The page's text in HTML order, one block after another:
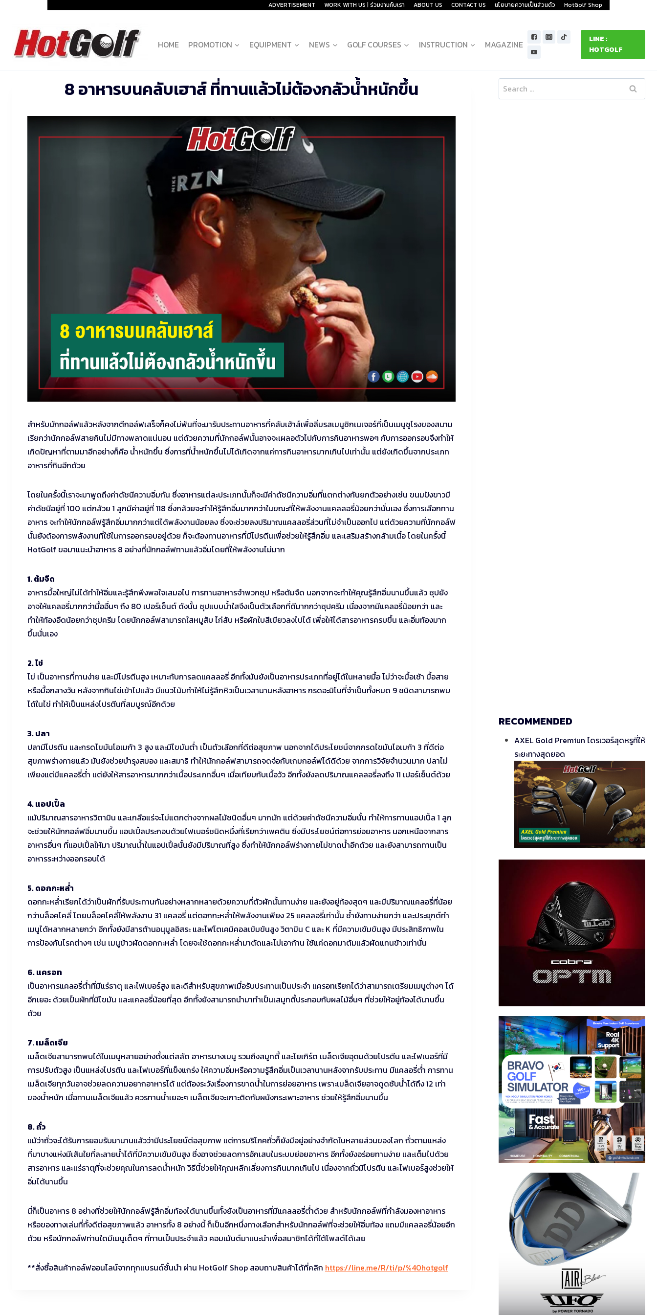
content
ADVERTISEMENT WORK WITH US | ร่วมงานกับเรา ABOUT US CONTACT US นโยบายความเป็นส่วนตัว HotGolf Shop
HOME PROMOTION EQUIPMENT NEWS GOLF COURSES INSTRUCTION MAGAZINE
LINE :
HOTGOLF
8 อาหารบนคลับเฮาส์ ที่ทานแล้วไม่ต้องกลัวน้ำหนักขึ้น
สำหรับนักกอล์ฟแล้วหลังจากตีกอล์ฟเสร็จก็คงไม่พ้นที่จะมารับประทานอาหารที่คลับเฮ้าส์เพื่อลิ่มรสเมนูซิกเนเจอร์ที่เป็นเมนูชูโรงของสนาม
เรียกว่านักกอล์ฟสายกินไม่มีทางพลาดแน่นอน แต่ด้วยความที่นักกอล์ฟนั้นอาจจะเผลอตัวไปกับการกินอาหารพอๆ กับการออกรอบจึงทำให้
เกิดปัญหาที่ตามมาอีกอย่างก็คือ น้ำหนักขึ้น ซึ่งการที่น้ำหนักขึ้นไม่ได้เกิดจากแค่การกินอาหารมากเกินไปเท่านั้น แต่ยังเกิดขึ้นจากประเภท
อาหารที่กินอีกด้วย
โดยในครั้งนี้เราจะมาพูดถึงค่าดัชนีความอิ่มกัน ซึ่งอาหารแต่ละประเภทนั้นก็จะมีค่าดัชนีความอิ่มที่แตกต่างกันยกตัวอย่างเช่น ขนมปังขาวมี
ค่าดัชนีอยู่ที่ 100 แต่กล้วย 1 ลูกมีค่าอยู่ที่ 118 ซึ่งกล้วยจะทำให้รู้สึกอิ่มมากกว่าในขณะที่ให้พลังงานแคลลอรี่น้อยกว่านั่นเอง ซึ่งการเลือกทาน
อาหาร จะทำให้นักกอล์ฟรู้สึกอิ่มมากกว่าแต่ได้พลังงานน้อยลง ซึ่งจะช่วยลงปริมาณแคลลอรี่ส่วนที่ไม่จำเป็นออกไป แต่ด้วยความที่นักกอล์ฟ
นั้นยังต้องการพลังงานที่ใช้ในการออกรอบอยู่ด้วย ก็จะต้องทานอาหารที่มีโปรตีนเพื่อช่วยให้รู้สึกอิ่ม และเสริมสร้างกล้ามเนื้อ โดยในครั้งนี้
HotGolf ขอมาแนะนำอาหาร 8 อย่างที่นักกอล์ฟทานแล้วอิ่มโดยที่ให้พลังงานไม่มาก
1. ต้มจืด
อาหารมื้อใหญ่ไม่ได้ทำให้อิ่มและรู้สึกพึงพอใจเสมอไป การทานอาหารจำพวกซุป หรือต้มจืด นอกจากจะทำให้คุณรู้สึกอิ่มนานขึ้นแล้ว ซุปยัง
อาจให้แคลอรี่มากกว่ามื้ออื่นๆ ถึง 80 เปอร์เซ็นต์ ดังนั้น ซุปแบบน้ำใสจึงเป็นตัวเลือกที่ดีมากกว่าซุปครีม เนื่องจากมีแคลอรี่น้อยกว่า และ
ทำให้ท้องอืดน้อยกว่าซุปครีม โดยนักกอล์ฟสามารถใสหมูสับ ไก่สับ หรือผักใบสีเขียวลงไปได้ เพื่อให้ได้สารอาหารครบขึ้น และอิ่มท้องมาก
ขึ้นนั่นเอง
2. ไข่
ไข่ เป็นอาหารที่ทานง่าย และมีโปรตีนสูง เหมาะกับการลดแคลลอรี่ อีกทั้งมันยังเป็นอาหารประเภทที่อยู่ได้ในหลายมื้อ ไม่ว่าจะมื้อเช้า มื้อสาย
หรือมื้อกลางวัน หลังจากกินไข่เข้าไปแล้ว มีแนวโน้มทำให้ไม่รู้สึกหิวเป็นเวลานานหลังอาหาร กรดอะมิโนที่จำเป็นทั้งหมด 9 ชนิดสามารถพบ
ได้ในไข่ ทำให้เป็นแหล่งโปรตีนที่สมบูรณ์อีกด้วย
3. ปลา
ปลามีโปรตีน และกรดไขมันโอเมก้า 3 สูง และมีไขมันต่ำ เป็นตัวเลือกที่ดีต่อสุขภาพ นอกจากได้ประโยชน์จากกรดไขมันโอเมก้า 3 ที่ดีต่อ
สุขภาพร่างกายแล้ว มันยังช่วยบำรุงสมอง และสมาธิ ทำให้นักกอล์ฟสามารถจดจ่อกับเกมกอล์ฟได้ดีด้วย จากการวิจัยจำนวนมาก ปลาไม่
เพียงแต่มีแคลอรี่ต่ำ แต่ยังให้สารอาหารมากกว่าเนื้อประเภทอื่นๆ เมื่อเทียบกับเนื้อวัว อีกทั้งยังลดปริมาณแคลลอรี่ลงถึง 11 เปอร์เซ็นต์ด้วย
4. แอปเปิ้ล
แม้ปริมาณสารอาหารวิตามิน และเกลือแร่จะไม่แตกต่างจากผลไม้ชนิดอื่นๆ มากนัก แต่ด้วยค่าดัชนีความอิ่มนั้น ทำให้การทานแอปเปิ้ล 1 ลูก
จะช่วยให้นักกอล์ฟอิ่มนานขึ้น แอปเปิ้ลประกอบด้วยไฟเบอร์ชนิดหนึ่งที่เรียกว่าเพคติน ซึ่งมีประโยชน์ต่อการย่อยอาหาร นอกเหนือจากสาร
อาหารอื่นๆ ที่แอปเปิ้ลให้มา ปริมาณน้ำในแอปเปิ้ลนั้นยังมีปริมาณที่สูง ซึ่งทำให้นักกอล์ฟร่างกายไม่ขาดน้ำอีกด้วย และยังสามารถทานเป็น
อาหารระหว่างออกรอบได้
5. ดอกกะหล่ำ
ดอกกะหล่ำเรียกได้ว่าเป็นผักที่รับประทานกันอย่างหลากหลายด้วยความที่ตัวผักนั้นทานง่าย และยังอยู่ท้องสุดๆ และมีปริมาณแคลอรี่ที่น้อย
กว่าบล็อคโคลี่ โดยบล็อคโคลี่ให้พลังงาน 31 แคลอรี่ แต่ดอกกะหล่ำให้พลังงานเพียง 25 แคลลอรี่เท่านั้น ซ้ำยังทานง่ายกว่า และประยุกต์ทำ
เมนูได้หลากหลายกว่า อีกทั้งยังมีสารต้านอนุมูลอิสระ และไฟโตเคมิคอลเข้มข้นสูง วิตามิน C และ K ที่มีความเข้มข้นสูง มีประสิทธิภาพใน
การป้องกันโรคต่างๆ เช่น เมนูข้าวผัดดอกกะหล่ำ โดยจะใช้ดอกกะหล่ำมาตัดและไม่เอาก้าน ใช้แค่ดอกมาต้มแล้วผัดแทนข้าวเท่านั่น
6. แครอท
เป็นอาหารแคลอรี่ต่ำที่มีแร่ธาตุ และไฟเบอร์สูง และดีสำหรับสุขภาพเมื่อรับประทานเป็นประจำ แครอทเรียกได้ว่าสามารถเตรียมเมนูต่างๆ ได้
อีกเยอะ ด้วยเป็นผักที่มีไขมัน และแคลอรี่น้อยที่สุด อีกทั้งยังสามารถนำมาทำเป็นเสมูทตี้ประกอบกับผลไม้อื่นๆ ที่ช่วยให้อยู่ท้องได้นานขึ้น
ด้วย
7. เมล็ดเจีย
เมล็ดเจียสามารถพบได้ในเมนูหลายอย่างตั้งแต่สลัด อาหารบางเมนู รวมถึงสมูทตี้ และโยเกิร์ต เมล็ดเจียอุดมด้วยโปรตีน และไฟเบอร์ที่มี
การปรับตัวสูง เป็นแหล่งโปรตีน และไฟเบอร์ที่แข็งแกร่ง ให้ความอิ่มหรือความรู้สึกอิ่มเป็นเวลานานหลังจากรับประทาน มีแคลอรี่ต่ำ การทาน
เมล็ดเจียทุกวันอาจช่วยลดความอยากอาหารได้ แต่ต้องระวังเรื่องการขาดน้ำในการย่อยอาหาร เพราะเมล็ดเจียอาจดูดซับน้ำได้ถึง 12 เท่า
ของน้ำหนัก เมื่อทานเมล็ดเจียแล้ว ควรทานน้ำเยอะๆ เมล็ดเจียจะเกาะติดกับผนังกระเพาะอาหาร ช่วยให้รู้สึกอิ่มนานขึ้น
8. ถั่ว
แม้ว่าถั่วจะได้รับการยอมรับมานานแล้วว่ามีประโยชน์ต่อสุขภาพ แต่การบริโภคถั่วก็ยังมีอยู่อย่างจำกัดในหลายส่วนของโลก ถั่วตามแหล่ง
ที่มาบางแห่งมีเส้นใยที่ละลายน้ำได้ที่มีความเข้มข้นสูง ซึ่งอาจช่วยลดการอักเสบในระบบย่อยอาหาร อีกทั้งยังอร่อยทานง่าย และเต็มไปด้วย
สารอาหาร และแร่ธาตุที่จะช่วยคุณในการลดน้ำหนัก วิธีนี้ช่วยให้คุณหลีกเลี่ยงการกินมากเกินไป เนื่องจากถั่วมีโปรตีน และไฟเบอร์สูงช่วยให้
อิ่มได้นานขึ้น
นี่ก็เป็นอาหาร 8 อย่างที่ช่วยให้นักกอล์ฟรู้สึกอิ่มท้องได้นานขึ้นทั้งยังเป็นอาหารที่มีแคลลอรี่ต่ำด้วย สำหรับนักกอล์ฟที่กำลังมองหาอาหาร
หรือของทางเล่นที่ทั้งดีต่อสุขภาพแล้ว อาหารทั้ง 8 อย่างนี้ ก็เป็นอีกหนึ่งทางเลือกสำหรับนักกอล์ฟที่จะช่วยให้อิ่มท้อง แถมมีแคลลอรี่น้อยอีก
ด้วย หรือนักกอล์ฟท่านใดมีเมนูเด็ดๆ ที่ทานเป็นประจำแล้ว คอมเม้นต์มาแนะนำเพื่อสมาชิกได้ที่ใต้โพสต์ได้เลย
**สั่งซื้อสินค้ากอล์ฟออนไลน์จากทุกแบรนด์ชั้นนำ ผ่าน HotGolf Shop สอบถามสินค้าได้ที่คลิก https://line.me/R/ti/p/%40hotgolf
Search
for:
RECOMMENDED
AXEL Gold Premiun ไดรเวอร์สุดหรูที่ให้
ระยะทางสุดยอด